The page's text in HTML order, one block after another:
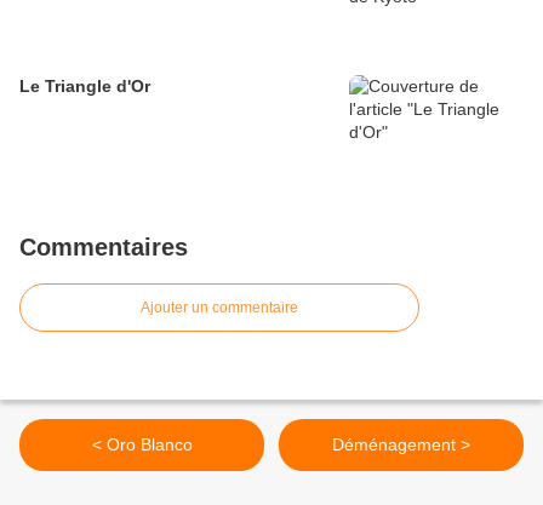
Le Triangle d'Or
Commentaires
Ajouter un commentaire
< Oro Blanco Déménagement >